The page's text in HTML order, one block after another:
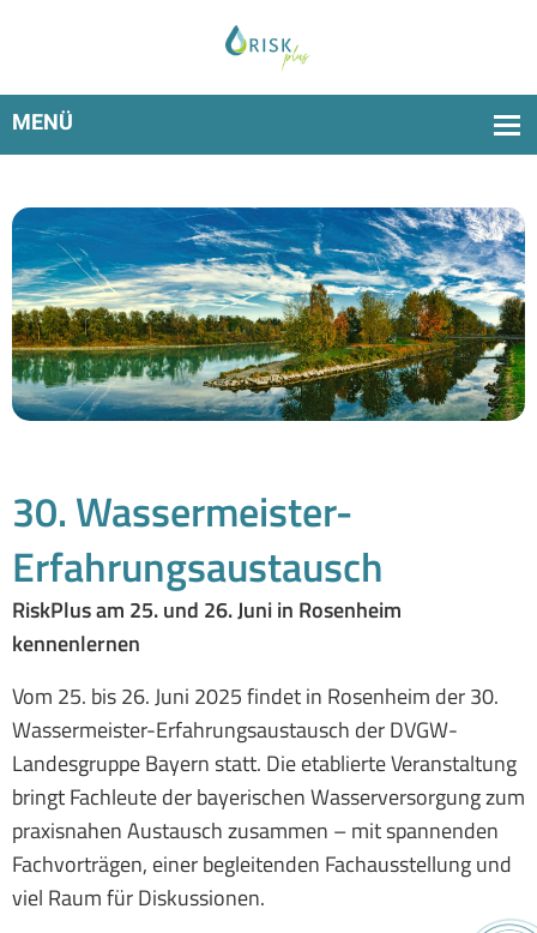
RiskPlus am 25. und 26. Juni in Rosenheim
kennenlernen
30. Wassermeister-
Erfahrungsaustausch
RiskPlus am 25. und 26. Juni in Rosenheim
kennenlernen
Vom 25. bis 26. Juni 2025 findet in Rosenheim der 30.
Wassermeister-Erfahrungsaustausch der DVGW-
Landesgruppe Bayern statt. Die etablierte Veranstaltung
bringt Fachleute der bayerischen Wasserversorgung zum
praxisnahen Austausch zusammen – mit spannenden
Fachvorträgen, einer begleitenden Fachausstellung und
viel Raum für Diskussionen.